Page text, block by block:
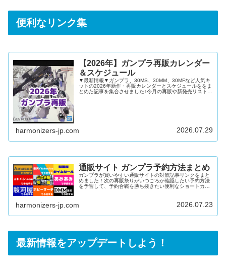
便利なリンク集
【2026年】ガンプラ再販カレンダー
＆スケジュール
▼最新情報▼ガンプラ、30MS、30MM、30MFなど人気キ
ットの2026年新作・再販カレンダーとスケジュールををま
とめた記事を集合させました♪今月の再販や新発売リストを
harmonizers-jp.com 2026.07.29
通販サイト ガンプラ予約方法まとめ
ガンプラが買いやすい通販サイトの対策記事リンクをまと
めました！次の再販祭りがいつごろか確認したい予約方法
を予習して、予約合戦を勝ち抜きたい便利なショートカッ
度：中～高在庫量：多DMM通販難易度：低在庫量：多
Amazon難易度：低～中在庫量：多駿河屋難易度：中～高
harmonizers-jp.com 2026.07.23
最新情報をアップデートしよう！